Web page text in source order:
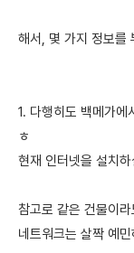
해서, 몇 가지 정보를
1. 다행히도 백메가에
ㅎ
현재 인터넷을 설치
참고로 같은 건물이
네트워크는 살짝 예